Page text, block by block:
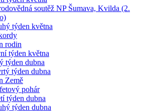
soutěž NP Šumava, Kvilda (2.
týden května
rodin
týden května
týden dubna
týden dubna
Země
pohár
týden dubna
týden dubna